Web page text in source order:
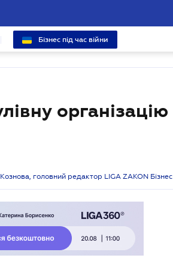
Бізнес під час війни
організацію
головний редактор LIGA ZAKON Бізнес